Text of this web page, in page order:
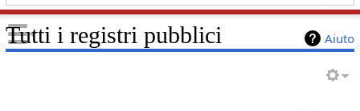
Aiuto
Tutti i registri pubblici